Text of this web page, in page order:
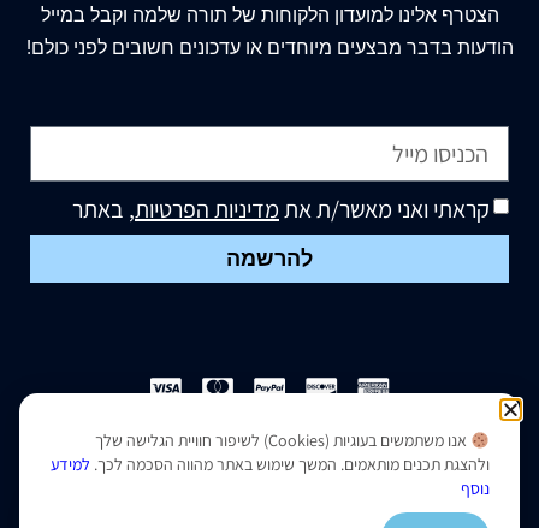
הצטרף אלינו למועדון הלקוחות של תורה שלמה וקבל במייל
הודעות בדבר מבצעים מיוחדים או עדכונים חשובים לפני כולם!
קראתי ואני מאשר/ת אתמדיניות הפרטיות, באתר
להרשמה
הצהרת נגישות|מדיניות פרטיות
נבנה ועוצב על ידי –
אנו משתמשים בעוגיות (Cookies) לשיפור חוויית הגלישה שלך
ולהצגת תכנים מותאמים. המשך שימוש באתר מהווה הסכמה לכך. למידע
נוסף